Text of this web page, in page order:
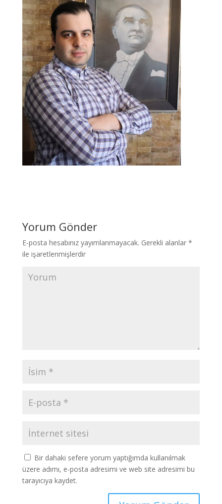
Yorum Gönder
E-posta hesabınız yayımlanmayacak. Gerekli alanlar *
ile işaretlenmişlerdir
Bir dahaki sefere yorum yaptığımda kullanılmak
üzere adımı, e-posta adresimi ve web site adresimi bu
tarayıcıya kaydet.